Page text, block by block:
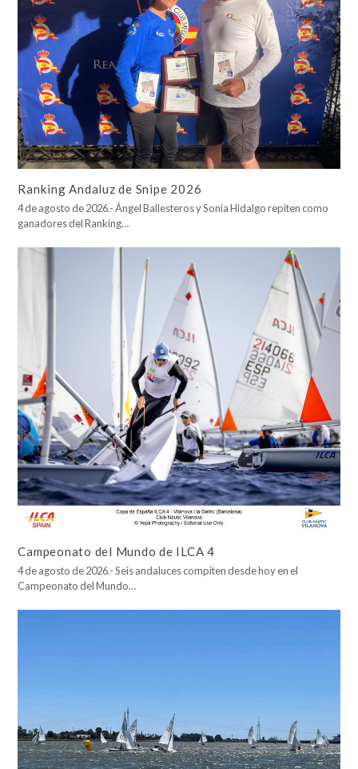
Ranking Andaluz de Snipe 2026
4 de agosto de 2026.- Ángel Ballesteros y Sonia Hidalgo repiten como
ganadores del Ranking…
Campeonato del Mundo de ILCA 4
4 de agosto de 2026.- Seis andaluces compiten desde hoy en el
Campeonato del Mundo…